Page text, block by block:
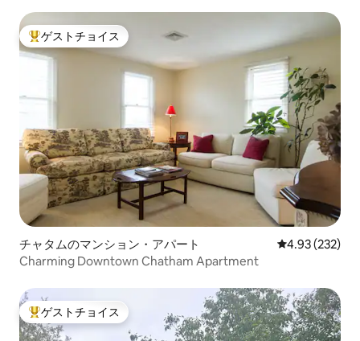
大好評のゲストチョイスです。
ゲストチョイス
チャタムのマンション・アパート レビュー232
4.93 (232)
Charming Downtown Chatham Apartment
大好評のゲストチョイスです。
ゲストチョイス